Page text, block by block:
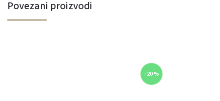
Povezani proizvodi
–20 %